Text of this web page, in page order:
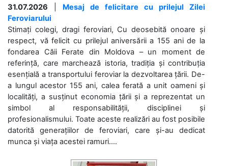
31.07.2026
Mesaj de felicitare cu prilejul Zilei
Feroviarului
Stimați colegi, dragi feroviari, Cu deosebită onoare și
respect, vă felicit cu prilejul aniversării a 155 ani de la
fondarea Căii Ferate din Moldova – un moment de
referință, care marchează istoria, tradiția și contribuția
esențială a transportului feroviar la dezvoltarea țării. De-
a lungul acestor 155 ani, calea ferată a unit oameni și
localități, a susținut economia țării și a reprezentat un
simbol al responsabilității, disciplinei și
profesionalismului. Toate aceste realizări au fost posibile
datorită generațiilor de feroviari, care și-au dedicat
munca și viața acestei ramuri....